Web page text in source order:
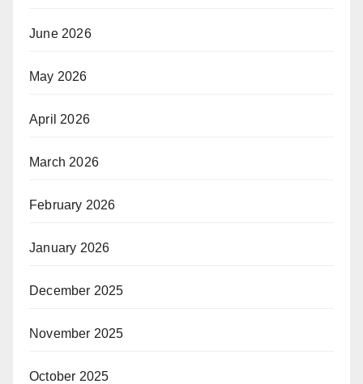
June 2026
May 2026
April 2026
March 2026
February 2026
January 2026
December 2025
November 2025
October 2025